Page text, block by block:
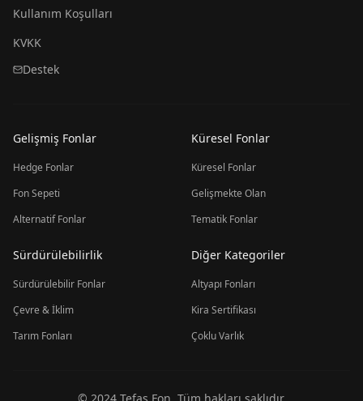
Kullanım Koşulları
KVKK
Destek
Gelişmiş Fonlar
Hedge Fonlar
Fon Sepeti
Alternatif Fonlar
Küresel Fonlar
Küresel Fonlar
Gelişmekte Olan
Tematik Fonlar
Sürdürülebilirlik
Sürdürülebilir Fonlar
Çevre & İklim
Tarım Fonları
Diğer Kategoriler
Altyapı Fonları
Kira Sertifikası
Çoklu Varlık